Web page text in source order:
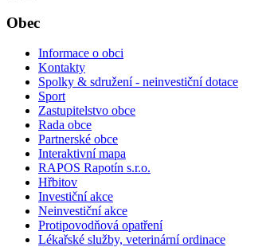
Obec
Informace o obci
Kontakty
Spolky & sdružení - neinvestiční dotace
Sport
Zastupitelstvo obce
Rada obce
Partnerské obce
Interaktivní mapa
RAPOS Rapotín s.r.o.
Hřbitov
Investiční akce
Neinvestiční akce
Protipovodňová opatření
Lékařské služby, veterinární ordinace